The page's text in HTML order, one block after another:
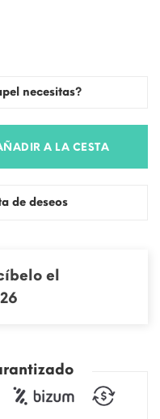
necesitas?
A LA CESTA
de deseos
el